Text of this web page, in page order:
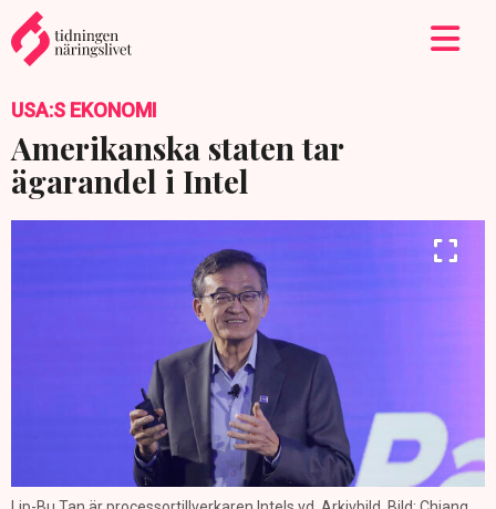
USA:S EKONOMI
Amerikanska staten tar
ägarandel i Intel